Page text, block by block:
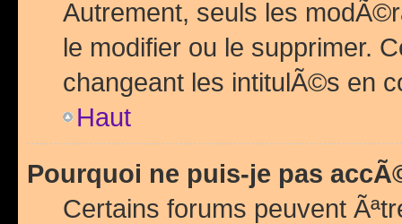
Autrement, seuls les
le modifier ou le supprimer.
changeant les intitulÃ©s en
Haut
Pourquoi ne puis-je pas
Certains forums peuvent